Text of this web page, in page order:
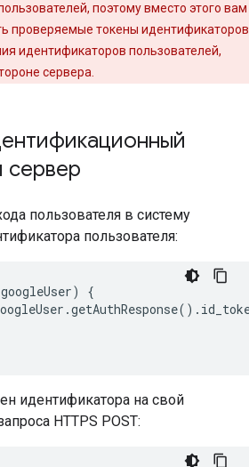
поэтому вместо этого вам
проверяемые токены идентификаторов
идентификаторов пользователей,
сервера.
сервер
пользователя в систему
пользователя:
googleUser)
{
.getAuthResponse() .
идентификатора на свой
HTTPS POST: